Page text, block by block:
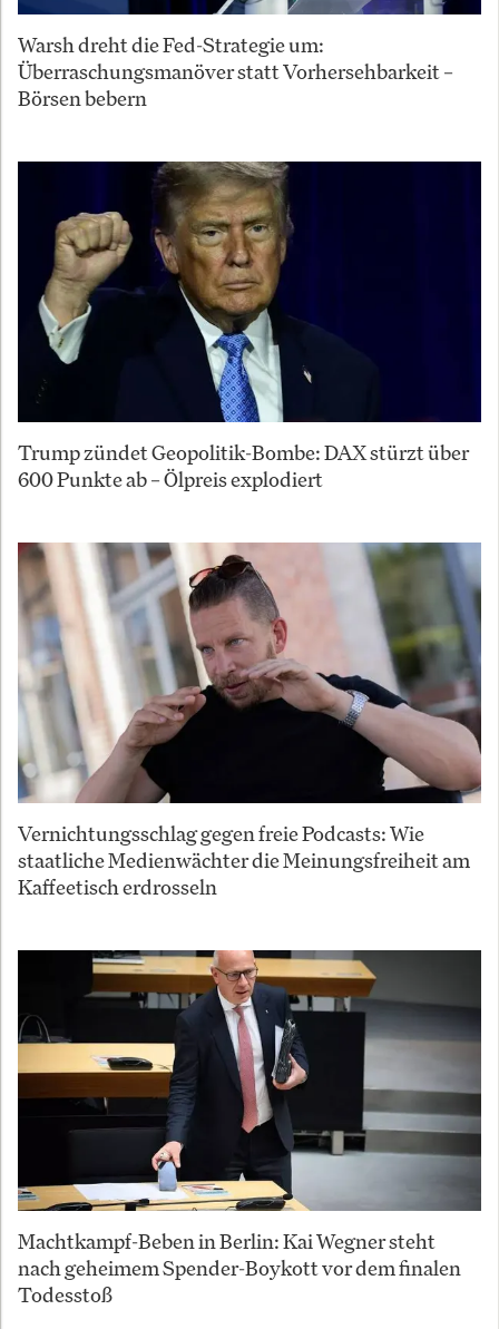
Warsh dreht die Fed-Strategie um:
Überraschungsmanöver statt Vorhersehbarkeit –
Börsen bebern
Trump zündet Geopolitik-Bombe: DAX stürzt über
600 Punkte ab – Ölpreis explodiert
Vernichtungsschlag gegen freie Podcasts: Wie
staatliche Medienwächter die Meinungsfreiheit am
Kaffeetisch erdrosseln
Machtkampf-Beben in Berlin: Kai Wegner steht
nach geheimem Spender-Boykott vor dem finalen
Todesstoß